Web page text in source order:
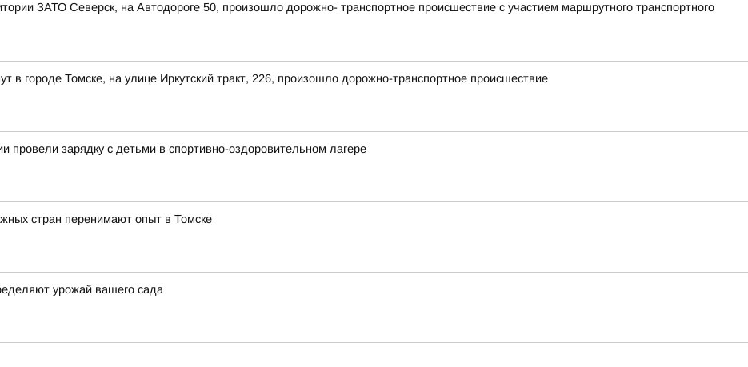
ЗАТО Северск, на Автодороге 50, произошло дорожно- транспортное происшествие с участием маршрутного транспортного
в городе Томске, на улице Иркутский тракт, 226, произошло дорожно-транспортное происшествие
провели зарядку с детьми в спортивно-оздоровительном лагере
стран перенимают опыт в Томске
урожай вашего сада